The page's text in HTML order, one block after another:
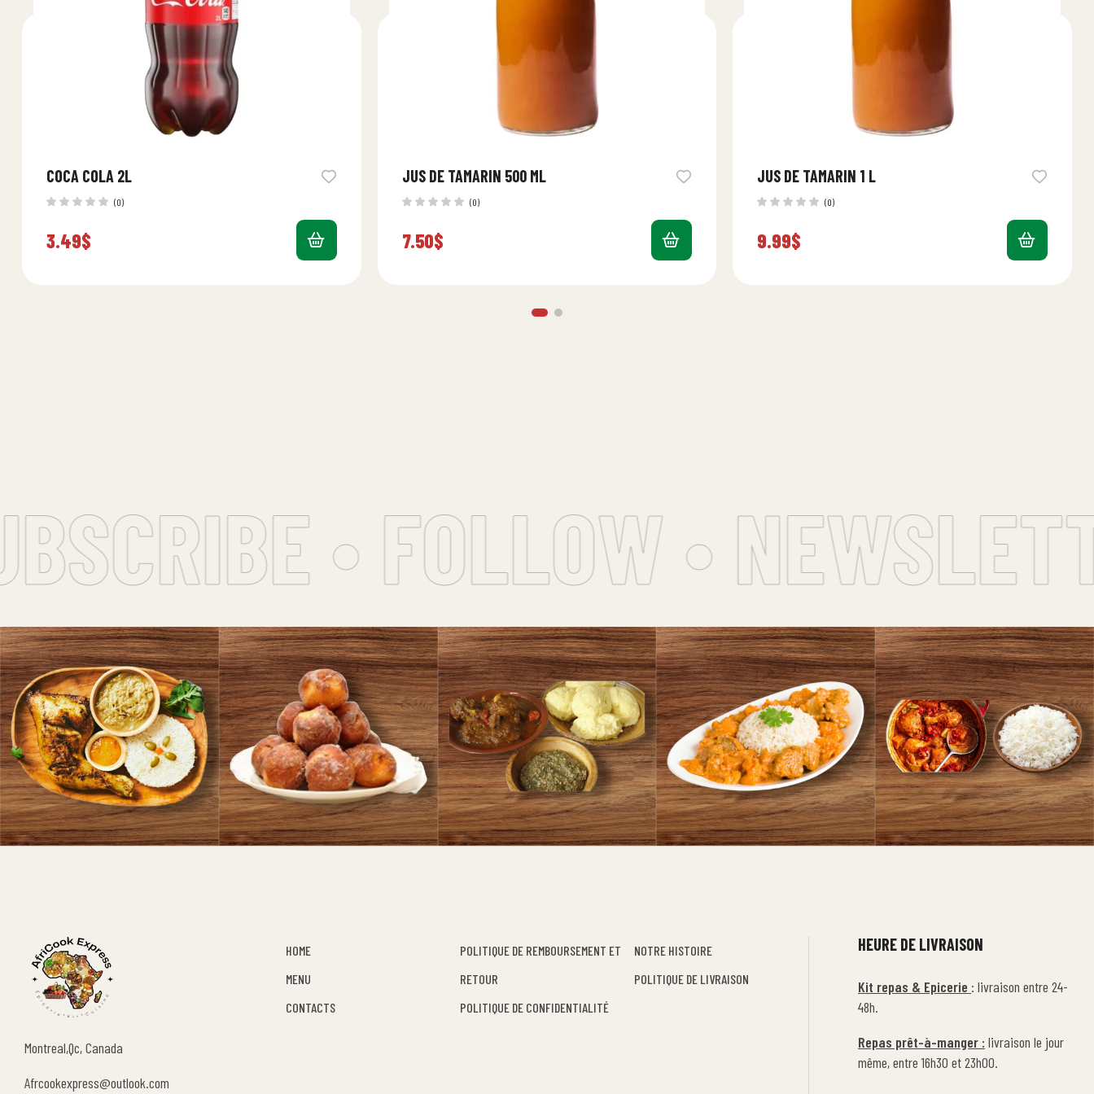
COCA COLA 2L
(0)
3.49$
JUS DE TAMARIN 500 ML
(0)
7.50$
JUS DE TAMARIN 1 L
(0)
9.99$
• FOLLOW •
Montreal,Qc, Canada
Afrcookexpress@outlook.com
HOME
MENU
CONTACTS
POLITIQUE DE REMBOURSEMENT ET
RETOUR
POLITIQUE DE CONFIDENTIALITÉ
NOTRE HISTOIRE
POLITIQUE DE LIVRAISON
HEURE DE LIVRAISON
Kit repas & Epicerie : livraison entre 24-
48h.
Repas prêt-à-manger : livraison le jour
même, entre 16h30 et 23h00.